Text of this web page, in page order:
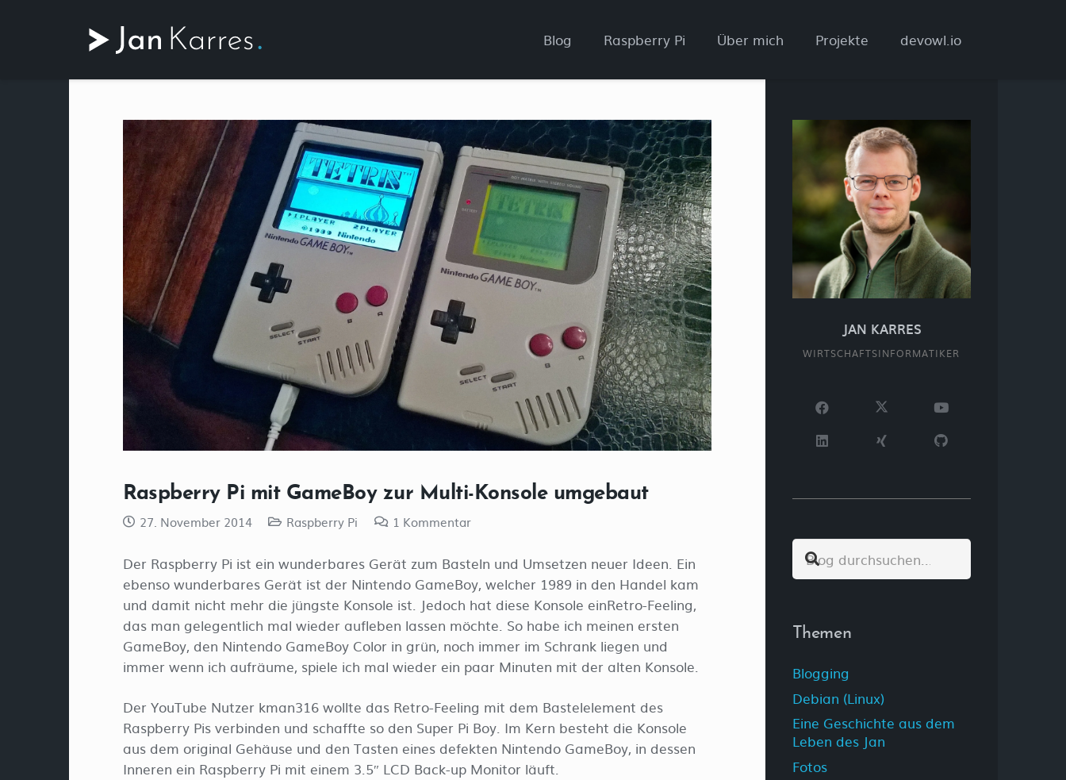
Blog Raspberry Pi Über mich Projekte devowl.io
Raspberry Pi mit GameBoy zur Multi-Konsole umgebaut
27. November 2014 Raspberry Pi 1 Kommentar
Der Raspberry Pi ist ein wunderbares Gerät zum Basteln und Umsetzen neuer Ideen. Ein
ebenso wunderbares Gerät ist der Nintendo GameBoy, welcher 1989 in den Handel kam
und damit nicht mehr die jüngste Konsole ist. Jedoch hat diese Konsole einRetro-Feeling,
das man gelegentlich mal wieder aufleben lassen möchte. So habe ich meinen ersten
GameBoy, den Nintendo GameBoy Color in grün, noch immer im Schrank liegen und
immer wenn ich aufräume, spiele ich mal wieder ein paar Minuten mit der alten Konsole.
Der YouTube Nutzer kman316 wollte das Retro-Feeling mit dem Bastelelement des
Raspberry Pis verbinden und schaffte so den Super Pi Boy. Im Kern besteht die Konsole
aus dem original Gehäuse und den Tasten eines defekten Nintendo GameBoy, in dessen
Inneren ein Raspberry Pi mit einem 3.5″ LCD Back-up Monitor läuft.
JAN KARRES
WIRTSCHAFTSINFORMATIKER
Themen
Blogging
Debian (Linux)
Eine Geschichte aus dem
Leben des Jan
Fotos